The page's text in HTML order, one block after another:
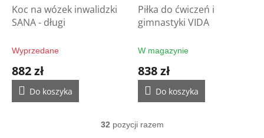
Koc na wózek inwalidzki
SANA - długi
Wyprzedane
882 zł
Do koszyka
Piłka do ćwiczeń i
gimnastyki VIDA
W magazynie
838 zł
Do koszyka
K
32pozycji razem